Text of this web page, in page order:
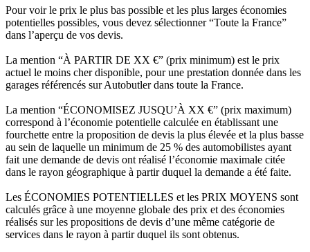
Pour voir le prix le plus bas possible et les plus larges économies
potentielles possibles, vous devez sélectionner “Toute la France”
dans l’aperçu de vos devis.
La mention “À PARTIR DE XX €” (prix minimum) est le prix
actuel le moins cher disponible, pour une prestation donnée dans les
garages référencés sur Autobutler dans toute la France.
La mention “ÉCONOMISEZ JUSQU’À XX €” (prix maximum)
correspond à l’économie potentielle calculée en établissant une
fourchette entre la proposition de devis la plus élevée et la plus basse
au sein de laquelle un minimum de 25 % des automobilistes ayant
fait une demande de devis ont réalisé l’économie maximale citée
dans le rayon géographique à partir duquel la demande a été faite.
Les ÉCONOMIES POTENTIELLES et les PRIX MOYENS sont
calculés grâce à une moyenne globale des prix et des économies
réalisés sur les propositions de devis d’une même catégorie de
services dans le rayon à partir duquel ils sont obtenus.